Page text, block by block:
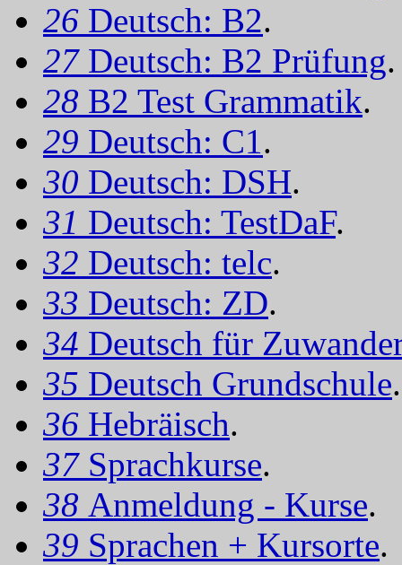
26 Deutsch: B2.
27 Deutsch: B2 Prüfung.
28 B2 Test Grammatik.
29 Deutsch: C1.
30 Deutsch: DSH.
31 Deutsch: TestDaF.
32 Deutsch: telc.
33 Deutsch: ZD.
34 Deutsch für
35 Deutsch Grundschule.
36 Hebräisch.
37 Sprachkurse.
38 Anmeldung - Kurse.
39 Sprachen + Kursorte.